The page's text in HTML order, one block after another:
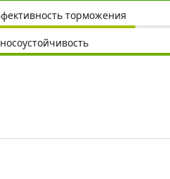
торможения